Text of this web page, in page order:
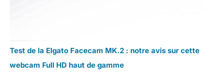
Test de la Elgato Facecam MK.2 : notre avis sur cette
webcam Full HD haut de gamme